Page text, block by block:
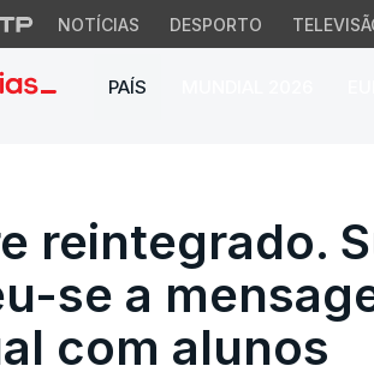
NOTÍCIAS DESPORTO
PAÍS
reintegrado.
reintegrado.
se a
com alunos